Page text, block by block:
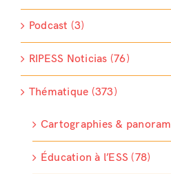
Podcast (3)
RIPESS Noticias (76)
Thématique (373)
Cartographies &
Éducation à l’ESS (78)